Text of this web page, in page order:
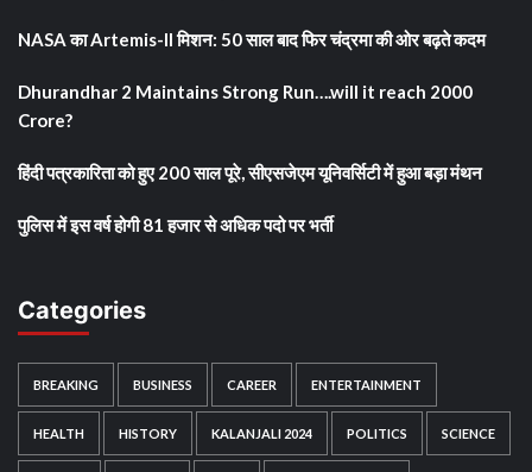
NASA का Artemis-II मिशन: 50 साल बाद फिर चंद्रमा की ओर बढ़ते कदम
Dhurandhar 2 Maintains Strong Run….will it reach 2000
Crore?
हिंदी पत्रकारिता को हुए 200 साल पूरे, सीएसजेएम यूनिवर्सिटी में हुआ बड़ा मंथन
पुलिस में इस वर्ष होगी 81 हजार से अधिक पदो पर भर्ती
Categories
BREAKING BUSINESS CAREER ENTERTAINMENT
HEALTH HISTORY KALANJALI 2024 POLITICS SCIENCE